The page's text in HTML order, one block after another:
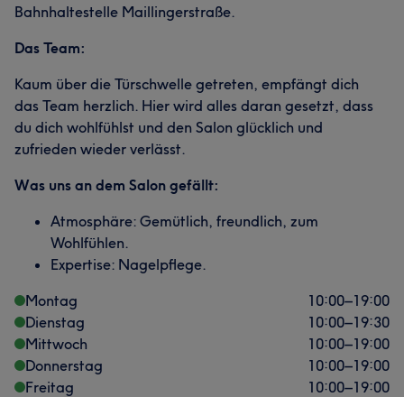
Bahnhaltestelle Maillingerstraße.
Das Team:
Kaum über die Türschwelle getreten, empfängt dich
das Team herzlich. Hier wird alles daran gesetzt, dass
du dich wohlfühlst und den Salon glücklich und
zufrieden wieder verlässt.
Was uns an dem Salon gefällt:
Atmosphäre: Gemütlich, freundlich, zum
Wohlfühlen.
Expertise: Nagelpflege.
Montag
10:00–19:00
Dienstag
10:00–19:30
Mittwoch
10:00–19:00
Donnerstag
10:00–19:00
Freitag
10:00–19:00